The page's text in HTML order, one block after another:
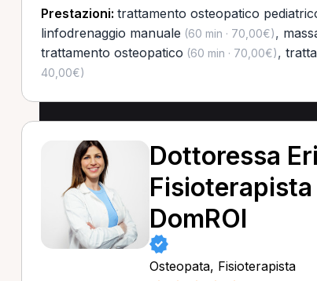
Prestazioni: trattamento osteopatico
linfodrenaggio manuale (60 min · 70,00€),
trattamento osteopatico (60 min · 70,00€),
40,00€)
Dottoressa
DomROI
Osteopata, Fisioterapista